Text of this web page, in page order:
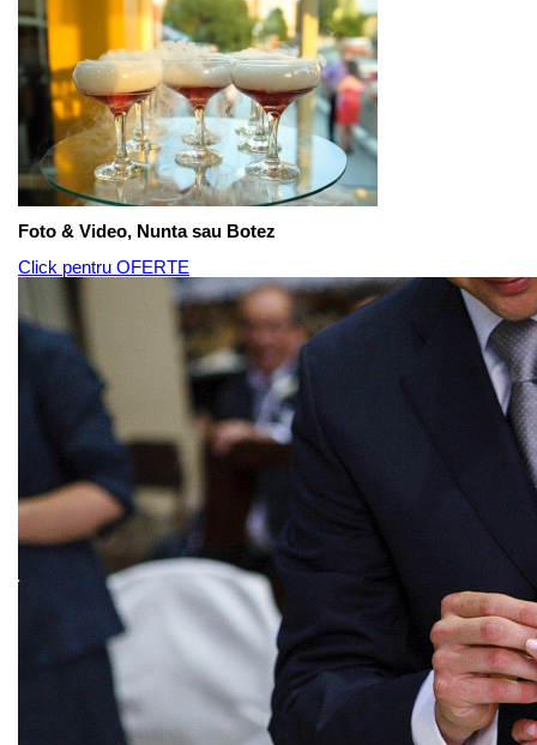
Foto & Video, Nunta sau Botez
Click pentru OFERTE